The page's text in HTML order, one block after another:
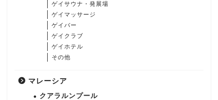
ゲイサウナ・発展場
ゲイマッサージ
ゲイバー
ゲイクラブ
ゲイホテル
その他
マレーシア
クアラルンプール